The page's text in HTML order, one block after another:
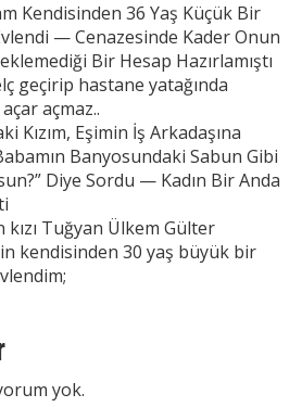
Kendisinden 36 Yaş Küçük Bir
— Cenazesinde Kader Onun
Bir Hesap Hazırlamıştı
geçirip hastane yatağında
açmaz..
Kızım, Eşimin İş Arkadaşına
Banyosundaki Sabun Gibi
Diye Sordu — Kadın Bir Anda
kızı Tuğyan Ülkem Gülter
kendisinden 30 yaş büyük bir
yok.